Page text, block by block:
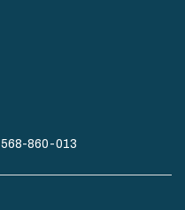
860-013